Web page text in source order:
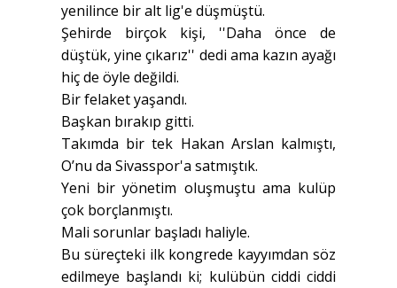
yenilince bir alt lig'e düşmüştü.
Şehirde birçok kişi, ''Daha önce de
düştük, yine çıkarız'' dedi ama kazın ayağı
hiç de öyle değildi.
Bir felaket yaşandı.
Başkan bırakıp gitti.
Takımda bir tek Hakan Arslan kalmıştı,
O’nu da Sivasspor'a satmıştık.
Yeni bir yönetim oluşmuştu ama kulüp
çok borçlanmıştı.
Mali sorunlar başladı haliyle.
Bu süreçteki ilk kongrede kayyımdan söz
edilmeye başlandı ki; kulübün ciddi ciddi